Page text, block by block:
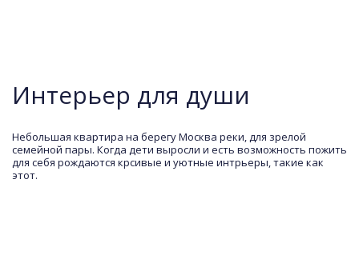
Интерьер для души
Небольшая квартира на берегу Москва реки, для зрелой
семейной пары. Когда дети выросли и есть возможность пожить
для себя рождаются крсивые и уютные интрьеры, такие как
этот.